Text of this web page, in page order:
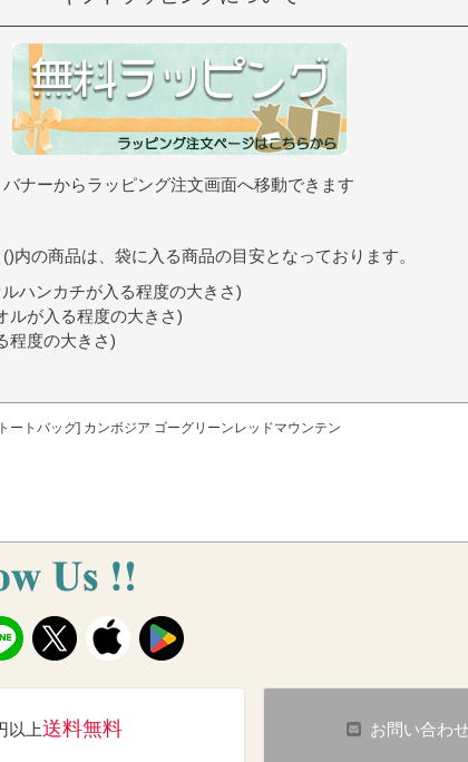
バナーからラッピング注文画面へ移動できます
内の商品は、袋に入る商品の目安となっております。
ハンカチが入る程度の大きさ)
ルが入る程度の大きさ)
程度の大きさ)
ートバッグ] カンボジア ゴーグリーンレッドマウンテン
以上送料無料 お問い合わ